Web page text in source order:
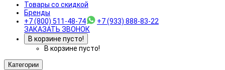
Товары со скидкой
Бренды
+7 (800) 511-48-74
+7 (933) 888-83-22
ЗАКАЗАТЬ ЗВОНОК
В корзине пусто!
В корзине пусто!
Категории